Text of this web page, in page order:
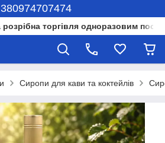
торгівля одноразовим
Сиропи для кави та коктейлів